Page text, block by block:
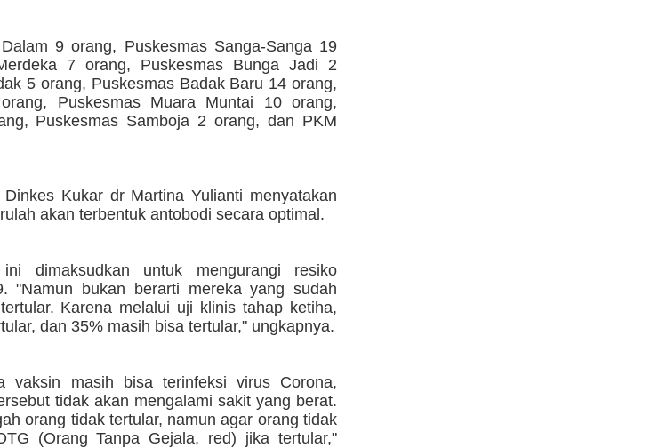
9 orang, Puskesmas Sanga-Sanga 19
7 orang, Puskesmas Bunga Jadi 2
5 orang, Puskesmas Badak Baru 14 orang,
Puskesmas Muara Muntai 10 orang,
Puskesmas Samboja 2 orang, dan PKM
Kukar dr Martina Yulianti menyatakan
akan terbentuk antobodi secara optimal.
ini dimaksudkan untuk mengurangi resiko
"Namun bukan berarti mereka yang sudah
Karena melalui uji klinis tahap ketiha,
dan 35% masih bisa tertular," ungkapnya.
vaksin masih bisa terinfeksi virus Corona,
tidak akan mengalami sakit yang berat.
orang tidak tertular, namun agar orang tidak
(Orang Tanpa Gejala, red) jika tertular,"